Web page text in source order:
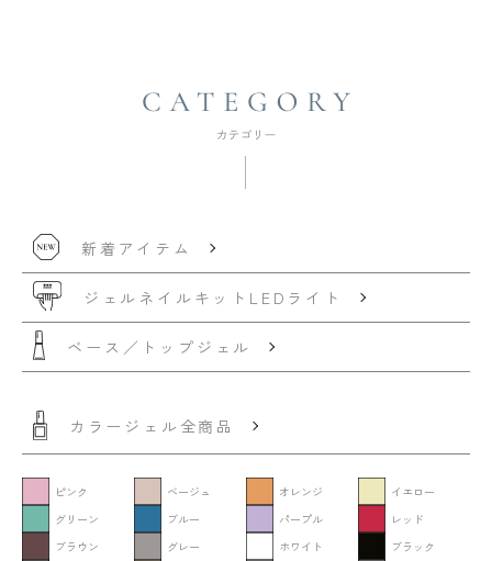
新着アイテム
ジェルネイルキット LEDライト
ベース／トップジェル
カラージェル全商品
ピンク ベージュ オレンジ
イエロー
グリーン
ブルー パープル
レッド
ブラウン
グレー ホワイト
ブラック